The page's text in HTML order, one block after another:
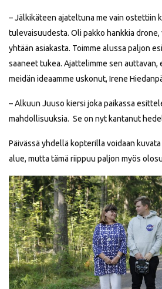
– Jälkikäteen ajateltuna me vain ostettiin
tulevaisuudesta. Oli pakko hankkia
yhtään asiakasta. Toimme alussa paljon
saaneet tukea. Ajattelimme sen auttavan,
meidän ideaamme uskonut, Irene
– Alkuun Juuso kiersi joka paikassa
mahdollisuuksia. Se on nyt kantanut
Päivässä yhdellä kopterilla voidaan
alue, mutta tämä riippuu paljon myös